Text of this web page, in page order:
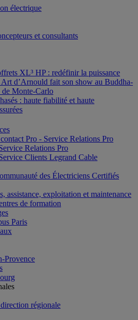
électrique
et consultants
XL³ HP : redéfinir la puissance
Art d’Arnould fait son show au Buddha-
Monte-Carlo
: haute fiabilité et haute
Pro - Service Relations Pro
Relations Pro
Clients Legrand Cable
des Électriciens Certifiés
assistance, exploitation et maintenance
de formation
Paris
Provence
régionale